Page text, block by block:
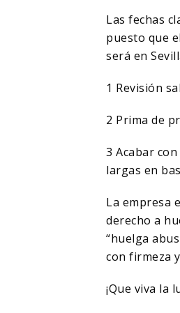
Las fechas
puesto que
será en
1 Revisión
2 Prima de
3 Acabar
largas en
La empresa
derecho a
“huelga
con firmeza
¡Que viva la